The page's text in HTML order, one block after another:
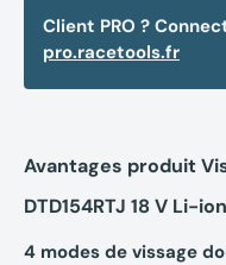
Client PRO ?
pro.racetools.fr
Avantages produit
DTD154RTJ 18 V Li-
4 modes de vissage